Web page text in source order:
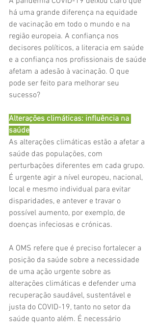
há uma grande diferença na equidade
de vacinação em todo o mundo e na
região europeia. A confiança nos
decisores políticos, a literacia em saúde
e a confiança nos profissionais de saúde
afetam a adesão à vacinação. O que
pode ser feito para melhorar seu
sucesso?
Alterações climáticas: influência na
saúde
As alterações climáticas estão a afetar a
saúde das populações, com
perturbações diferentes em cada grupo.
É urgente agir a nível europeu, nacional,
local e mesmo individual para evitar
disparidades, e antever e travar o
possível aumento, por exemplo, de
doenças infeciosas e crónicas.
A OMS refere que é preciso fortalecer a
posição da saúde sobre a necessidade
de uma ação urgente sobre as
alterações climáticas e defender uma
recuperação saudável, sustentável e
justa do COVID-19, tanto no setor da
saúde quanto além. É necessário